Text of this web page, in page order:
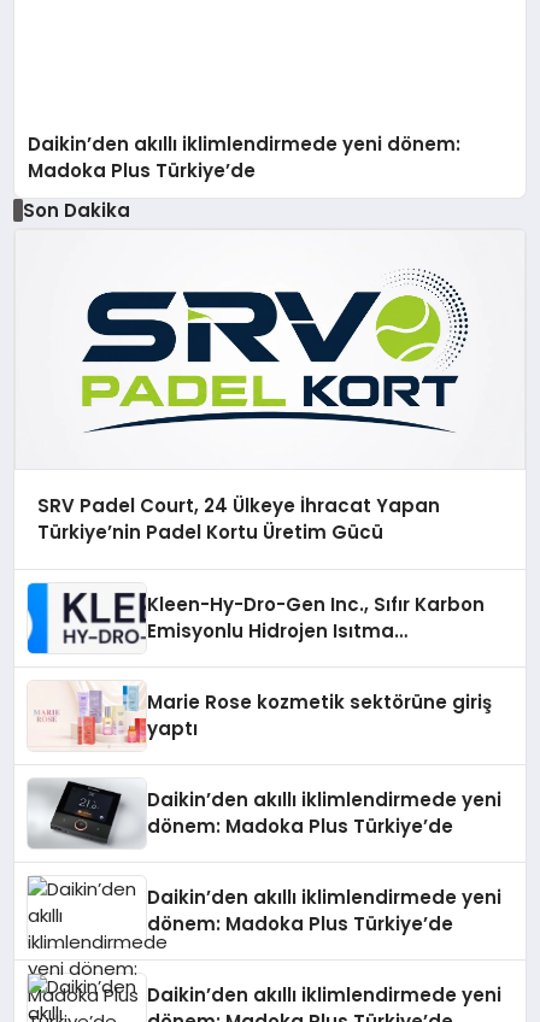
Daikin’den akıllı iklimlendirmede yeni dönem:
Madoka Plus Türkiye’de
Son Dakika
SRV Padel Court, 24 Ülkeye İhracat Yapan
Türkiye’nin Padel Kortu Üretim Gücü
Kleen-Hy-Dro-Gen Inc., Sıfır Karbon
Emisyonlu Hidrojen Isıtma
Marie Rose kozmetik sektörüne giriş
yaptı
Daikin’den akıllı iklimlendirmede yeni
dönem: Madoka Plus Türkiye’de
Daikin’den akıllı iklimlendirmede yeni
dönem: Madoka Plus Türkiye’de
Daikin’den akıllı iklimlendirmede yeni